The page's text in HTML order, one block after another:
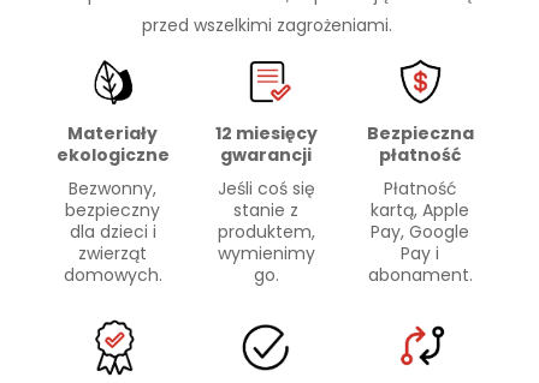
przed wszelkimi zagrożeniami.
Materiały
ekologiczne
Bezwonny,
bezpieczny
dla dzieci i
zwierząt
domowych.
12 miesięcy
gwarancji
Jeśli coś się
stanie z
produktem,
wymienimy
go.
Bezpieczna
płatność
Płatność
kartą, Apple
Pay, Google
Pay i
abonament.